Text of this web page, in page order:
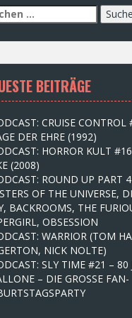
BEITRÄGE
CRUISE CONTROL
DER EHRE (1992)
HORROR KULT
(2008)
ROUND UP PART
OF THE UNIVERSE,
BACKROOMS, THE
OBSESSION
WARRIOR (TOM
NICK NOLTE)
SLY TIME #21 – 80
– DIE GROSSE FAN-